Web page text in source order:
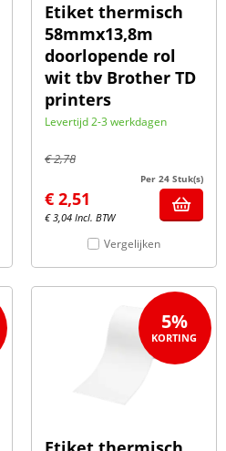
Etiket thermisch
58mmx13,8m
doorlopende rol
wit tbv Brother TD
printers
Levertijd 2-3 werkdagen
€2,78
Per 24 Stuk(s)
€ 2,51
€3,04 Incl. BTW
Vergelijken
5%